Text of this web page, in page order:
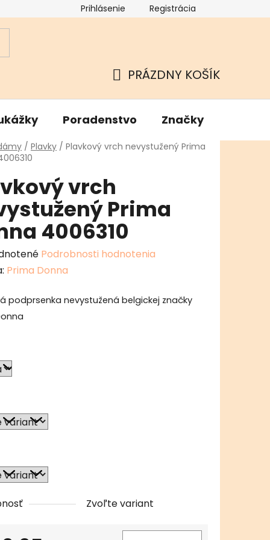
Podmienky ochrany osobných údajov
Prihlásenie Registrácia
KOŠÍK
PRÁZDNY KOŠÍK
Poradenstvo Značky
/ Plavky / Plavkový vrch nevystužený Prima
vrch
Prima
4006310
Podrobnosti hodnotenia
Prima Donna
podprsenka nevystužená belgickej značky
Zvoľte variant